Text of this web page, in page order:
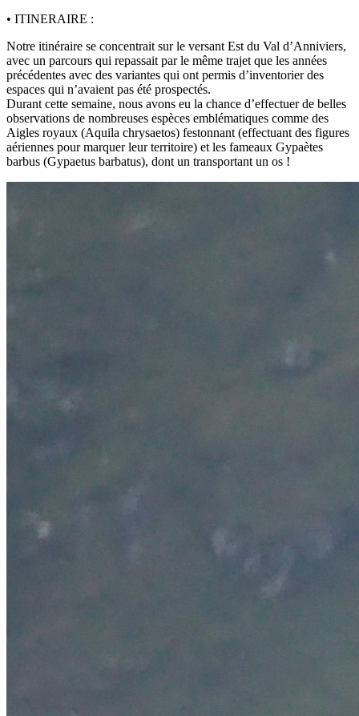
• ITINERAIRE :
Notre itinéraire se concentrait sur le versant Est du Val d’Anniviers,
avec un parcours qui repassait par le même trajet que les années
précédentes avec des variantes qui ont permis d’inventorier des
espaces qui n’avaient pas été prospectés.
Durant cette semaine, nous avons eu la chance d’effectuer de belles
observations de nombreuses espèces emblématiques comme des
Aigles royaux (Aquila chrysaetos) festonnant (effectuant des figures
aériennes pour marquer leur territoire) et les fameaux Gypaètes
barbus (Gypaetus barbatus), dont un transportant un os !